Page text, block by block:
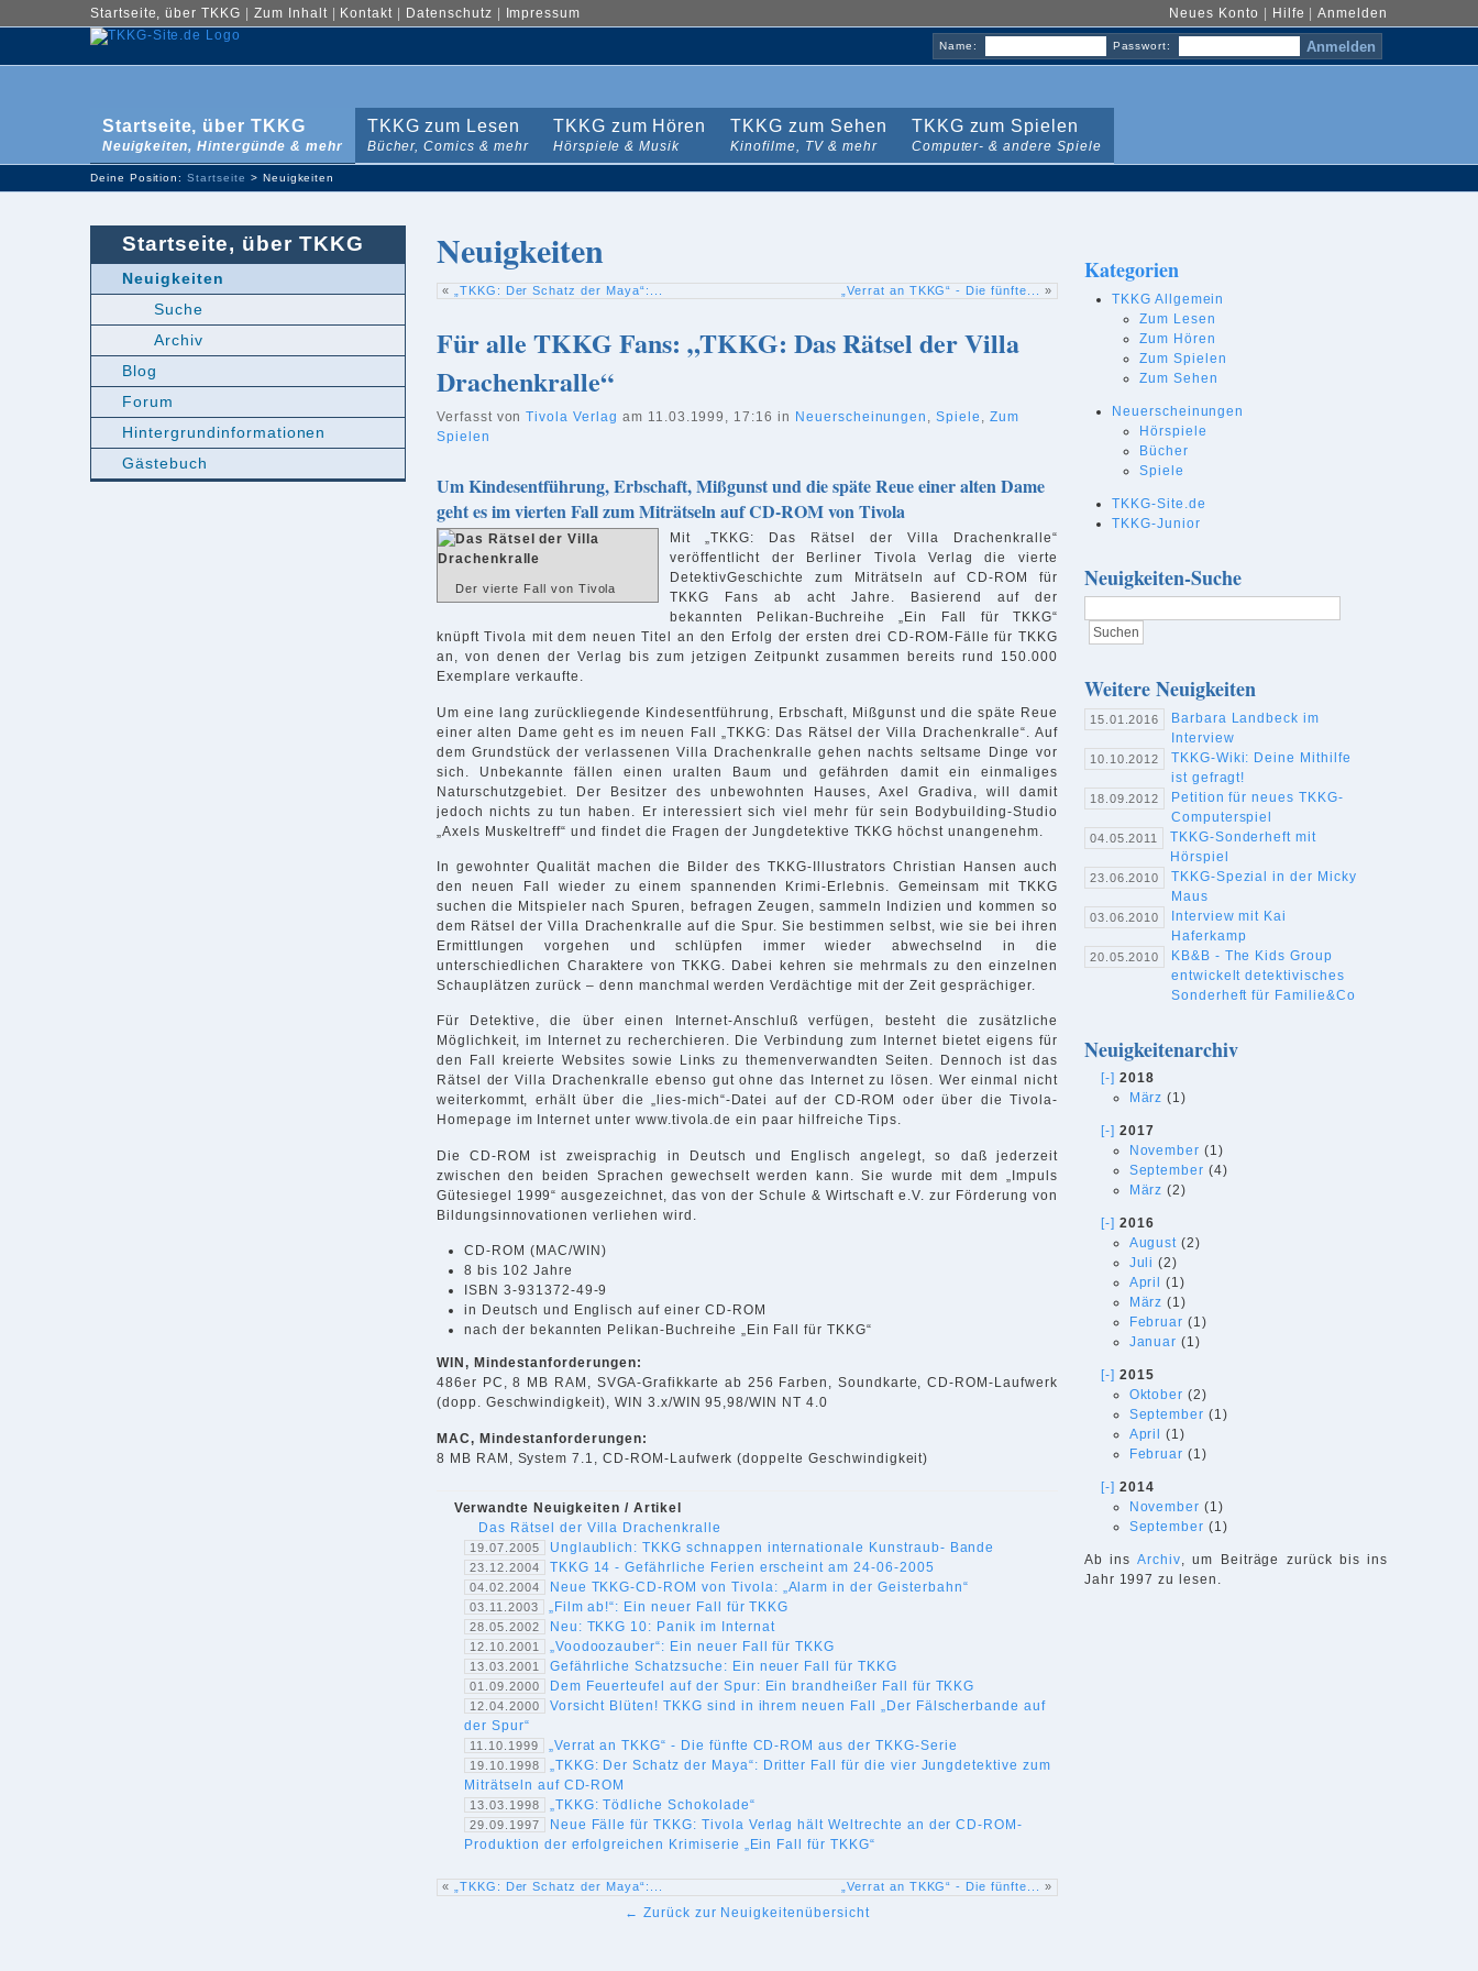
Neues Konto Hilfe |Anmelden
Startseite, über TKKG Zum Inhalt| Kontakt Datenschutz Impressum
Name: Passwort:
Startseite, über TKKG
Neuigkeiten, Hintergünde & mehr
TKKG zum Lesen
Bücher, Comics & mehr
TKKG zum Hören
Hörspiele & Musik
TKKG zum Sehen
Kinofilme, TV & mehr
TKKG zum Spielen
Computer- & andere Spiele
Deine Position:Startseite > Neuigkeiten
Neuigkeiten
« „TKKG: Der Schatz der Maya“:... „Verrat an TKKG“ - Die fünfte... »
Für alle TKKG Fans: „TKKG: Das Rätsel der Villa
Drachenkralle“
Verfasst vonTivola Verlag am 11.03.1999, 17:16 in Neuerscheinungen ,Spiele , Zum
Spielen
Um Kindesentführung, Erbschaft, Mißgunst und die späte Reue einer alten Dame
geht es im vierten Fall zum Miträtseln auf CD-ROM von Tivola
Der vierte Fall von Tivola
Mit „TKKG: Das Rätsel der Villa Drachenkralle“
veröffentlicht der Berliner Tivola Verlag die vierte
DetektivGeschichte zum Miträtseln auf CD-ROM für
TKKG Fans ab acht Jahre. Basierend auf der
bekannten Pelikan-Buchreihe „Ein Fall für TKKG“
knüpft Tivola mit dem neuen Titel an den Erfolg der ersten drei CD-ROM-Fälle für TKKG
an, von denen der Verlag bis zum jetzigen Zeitpunkt zusammen bereits rund 150.000
Exemplare verkaufte.
Um eine lang zurückliegende Kindesentführung, Erbschaft, Mißgunst und die späte Reue
einer alten Dame geht es im neuen Fall „TKKG: Das Rätsel der Villa Drachenkralle“. Auf
dem Grundstück der verlassenen Villa Drachenkralle gehen nachts seltsame Dinge vor
sich. Unbekannte fällen einen uralten Baum und gefährden damit ein einmaliges
Naturschutzgebiet. Der Besitzer des unbewohnten Hauses, Axel Gradiva, will damit
jedoch nichts zu tun haben. Er interessiert sich viel mehr für sein Bodybuilding-Studio
„Axels Muskeltreff“ und findet die Fragen der Jungdetektive TKKG höchst unangenehm.
In gewohnter Qualität machen die Bilder des TKKG-Illustrators Christian Hansen auch
den neuen Fall wieder zu einem spannenden Krimi-Erlebnis. Gemeinsam mit TKKG
suchen die Mitspieler nach Spuren, befragen Zeugen, sammeln Indizien und kommen so
dem Rätsel der Villa Drachenkralle auf die Spur. Sie bestimmen selbst, wie sie bei ihren
Ermittlungen vorgehen und schlüpfen immer wieder abwechselnd in die
unterschiedlichen Charaktere von TKKG. Dabei kehren sie mehrmals zu den einzelnen
Schauplätzen zurück – denn manchmal werden Verdächtige mit der Zeit gesprächiger.
Für Detektive, die über einen Internet-Anschluß verfügen, besteht die zusätzliche
Möglichkeit, im Internet zu recherchieren. Die Verbindung zum Internet bietet eigens für
den Fall kreierte Websites sowie Links zu themenverwandten Seiten. Dennoch ist das
Rätsel der Villa Drachenkralle ebenso gut ohne das Internet zu lösen. Wer einmal nicht
weiterkommt, erhält über die „lies-mich“-Datei auf der CD-ROM oder über die Tivola-
Homepage im Internet unter www.tivola.de ein paar hilfreiche Tips.
Die CD-ROM ist zweisprachig in Deutsch und Englisch angelegt, so daß jederzeit
zwischen den beiden Sprachen gewechselt werden kann. Sie wurde mit dem „Impuls
Gütesiegel 1999“ ausgezeichnet, das von der Schule & Wirtschaft e.V. zur Förderung von
Bildungsinnovationen verliehen wird.
CD-ROM (MAC/WIN)
8 bis 102 Jahre
ISBN 3-931372-49-9
in Deutsch und Englisch auf einer CD-ROM
nach der bekannten Pelikan-Buchreihe „Ein Fall für TKKG“
WIN, Mindestanforderungen:
486er PC, 8 MB RAM, SVGA-Grafikkarte ab 256 Farben, Soundkarte, CD-ROM-Laufwerk
(dopp. Geschwindigkeit), WIN 3.x/WIN 95,98/WIN NT 4.0
MAC, Mindestanforderungen:
8 MB RAM, System 7.1, CD-ROM-Laufwerk (doppelte Geschwindigkeit)
Verwandte Neuigkeiten / Artikel
Das Rätsel der Villa Drachenkralle
19.07.2005 Unglaublich: TKKG schnappen internationale Kunstraub- Bande
23.12.2004 TKKG 14 - Gefährliche Ferien erscheint am 24-06-2005
04.02.2004 Neue TKKG-CD-ROM von Tivola: „Alarm in der Geisterbahn“
03.11.2003 „Film ab!“: Ein neuer Fall für TKKG
28.05.2002 Neu: TKKG 10: Panik im Internat
12.10.2001 „Voodoozauber“: Ein neuer Fall für TKKG
13.03.2001 Gefährliche Schatzsuche: Ein neuer Fall für TKKG
01.09.2000 Dem Feuerteufel auf der Spur: Ein brandheißer Fall für TKKG
12.04.2000
Vorsicht Blüten! TKKG sind in ihrem neuen Fall „Der Fälscherbande auf
der Spur“
11.10.1999 „Verrat an TKKG“ - Die fünfte CD-ROM aus der TKKG-Serie
19.10.1998
„TKKG: Der Schatz der Maya“: Dritter Fall für die vier Jungdetektive zum
Miträtseln auf CD-ROM
13.03.1998 „TKKG: Tödliche Schokolade“
29.09.1997
Neue Fälle für TKKG: Tivola Verlag hält Weltrechte an der CD-ROM-
Produktion der erfolgreichen Krimiserie „Ein Fall für TKKG“
« „TKKG: Der Schatz der Maya“:... „Verrat an TKKG“ - Die fünfte... »
← Zurück zur Neuigkeitenübersicht
Kategorien
TKKG Allgemein
Zum Lesen
Zum Hören
Zum Spielen
Zum Sehen
Neuerscheinungen
Hörspiele
Bücher
Spiele
TKKG-Site.de
TKKG-Junior
Neuigkeiten-Suche
Weitere Neuigkeiten
15.01.2016
Barbara Landbeck im
Interview
10.10.2012
TKKG-Wiki: Deine Mithilfe
ist gefragt!
18.09.2012
Petition für neues TKKG-
Computerspiel
04.05.2011
TKKG-Sonderheft mit
Hörspiel
23.06.2010
TKKG-Spezial in der Micky
Maus
03.06.2010
Interview mit Kai
Haferkamp
20.05.2010
KB&B - The Kids Group
entwickelt detektivisches
Sonderheft für Familie&Co
Neuigkeitenarchiv
[-] 2018
März (1)
[-] 2017
November (1)
September (4)
März (2)
[-] 2016
August (2)
Juli (2)
April
(1)
März (1)
Februar (1)
Januar (1)
[-] 2015
Oktober (2)
September (1)
April
(1)
Februar (1)
[-] 2014
November (1)
September (1)
Ab insArchiv, um Beiträge zurück bis ins
Jahr 1997 zu lesen.
Startseite, über TKKG
Neuigkeiten
Suche
Archiv
Blog
Forum
Hintergrundinformationen
Gästebuch